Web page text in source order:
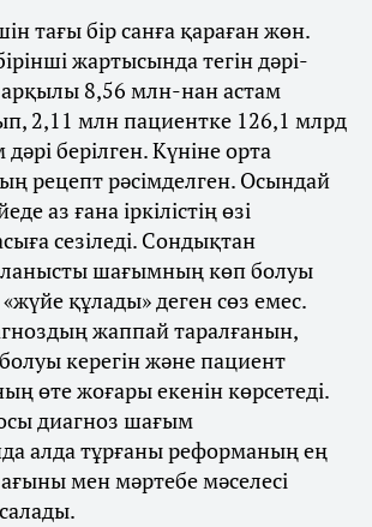
тағы бір санға қараған жөн.
жартысында тегін дәрі-
арқылы 8,56 млн-нан астам
2,11 млн пациентке 126,1 млрд
берілген. Күніне орта
рецепт рәсімделген. Осындай
аз ғана іркілістің өзі
сезіледі. Сондықтан
шағымның көп болуы
«жүйе құлады» деген сөз емес.
жаппай таралғанын,
болуы керегін және пациент
өте жоғары екенін көрсетеді.
диагноз шағым
алда тұрғаны реформаның ең
ағыны мен мәртебе мәселесі